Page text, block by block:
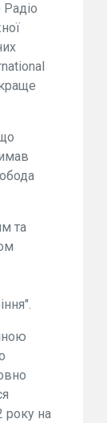
та
року на